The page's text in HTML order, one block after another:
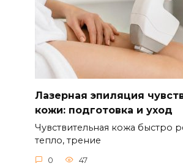
Лазерная эпиляция
кожи: подготовка и уход
Чувствительная кожа быстро
тепло, трение
0 47